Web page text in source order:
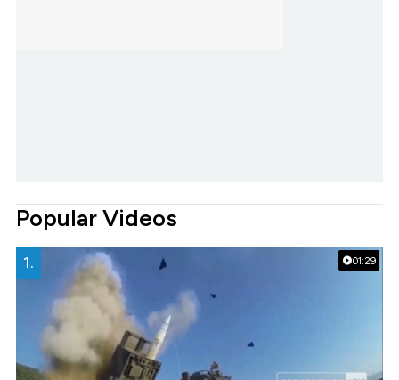
Popular Videos
01:29
1.